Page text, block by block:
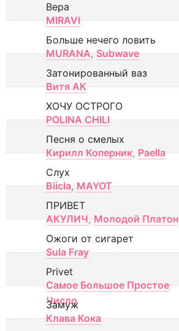
Вера
MIRAVI
Больше нечего ловить
MURANA, Subwave
Затонированный ваз
Витя АК
ХОЧУ ОСТРОГО
POLINA CHILI
Песня о смелых
Кирилл Коперник, Paella
Слух
Biicla, MAYOT
ПРИВЕТ
АКУЛИЧ, Молодой Платон
Ожоги от сигарет
Sula Fray
Privet
Самое Большое Простое
Число
Замуж
Клава Кока